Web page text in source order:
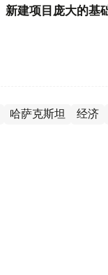
新建项目庞大的基
哈萨克斯坦 经济